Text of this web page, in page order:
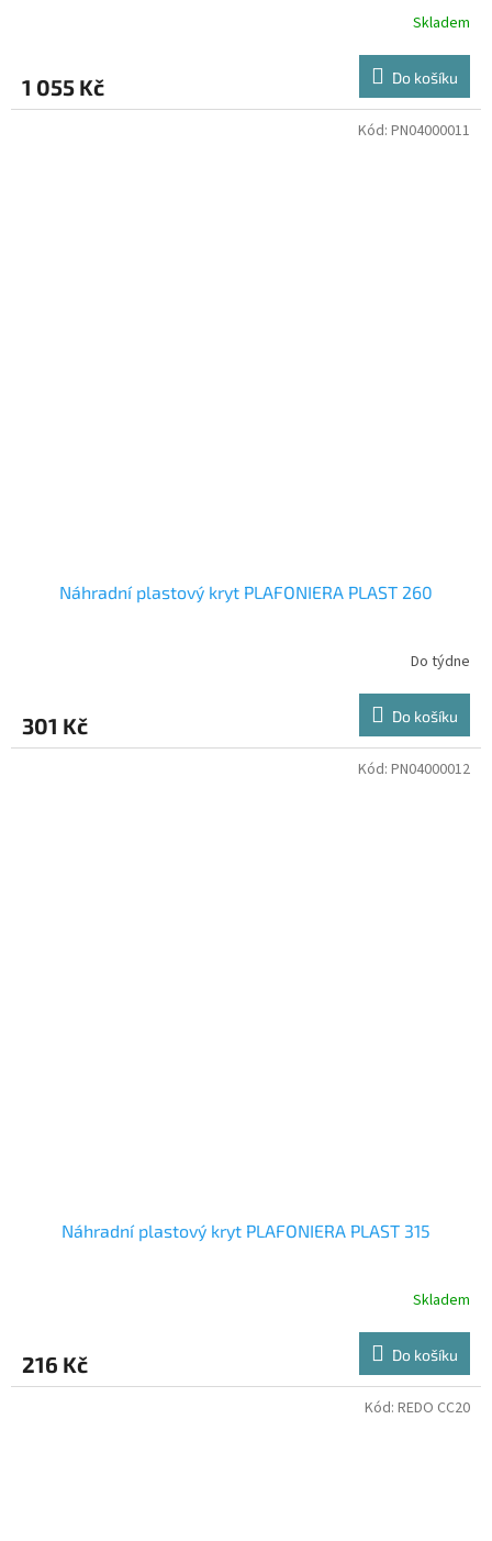
Skladem
1 055 Kč Do košíku
Náhradní plastový kryt PLAFONIERA PLAST 260
Do týdne
301 Kč Do košíku
Kód: PN04000011
Náhradní plastový kryt PLAFONIERA PLAST 315
Skladem
216 Kč Do košíku
Kód: PN04000012
Kód: REDO CC20